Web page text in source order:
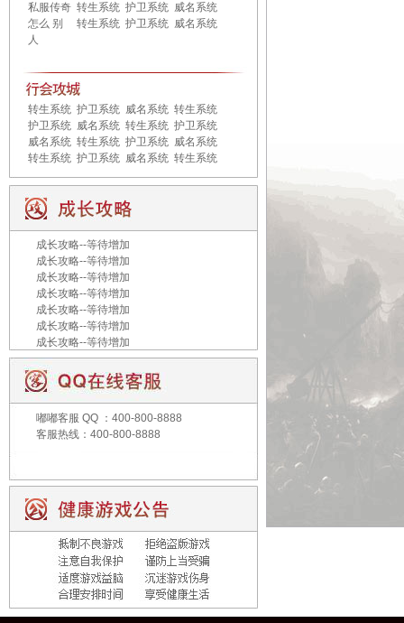
私服传奇
怎么 别
人
转生系统 护卫系统 威名系统
转生系统 护卫系统 威名系统
转生系统 护卫系统 威名系统 转生系统
护卫系统 威名系统 转生系统 护卫系统
威名系统 转生系统 护卫系统 威名系统
转生系统 护卫系统 威名系统 转生系统
成长攻略--等待增加
成长攻略--等待增加
成长攻略--等待增加
成长攻略--等待增加
成长攻略--等待增加
成长攻略--等待增加
成长攻略--等待增加
嘟嘟客服 QQ ：400-800-8888
客服热线：400-800-8888